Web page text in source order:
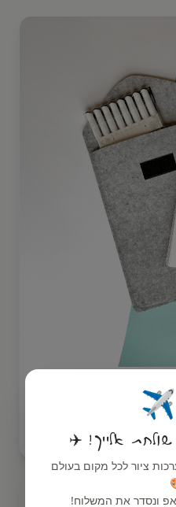
אלייך! ✈️
ציור לכל מקום בעולם
ונסדר את המשלוח!